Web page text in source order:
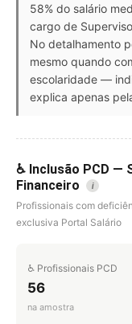
58% do salário
cargo de
No detalhamento
mesmo quando
escolaridade —
explica apenas
♿ Inclusão PCD —
Financeiro
i
Profissionais com
exclusiva Portal Salário
♿ Profissionais PCD
56
na amostra